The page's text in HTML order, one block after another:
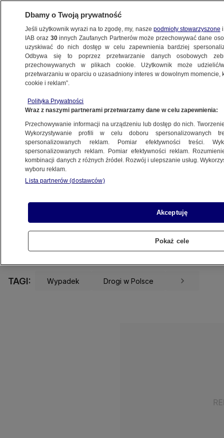
Czołowe zderzenie samochodów.
osoba nie żyje, dwie w szpitalu
Udostępnij
TAGI: Wypadek Drogi w Polsce
Dbamy o Twoją prywatność
Jeśli użytkownik wyrazi na to zgodę, my, nasze podmioty stowarzyszone
IAB oraz 30innych Zaufanych Partnerów może przechowywać dane
uzyskiwać do nich dostęp w celu zapewnienia bardziej
Odbywa się to poprzez przetwarzanie danych osobowych
przechowywanych w plikach cookie. Użytkownik może
przetwarzaniu w oparciu o uzasadniony interes w dowolnym momencie,
cookie i reklam”.
Polityka Prywatności
Wraz z naszymi partnerami przetwarzamy dane w celu zapewnienia:
Przechowywanie informacji na urządzeniu lub dostęp do nich.
Wykorzystywanie profili w celu doboru spersonalizowanych
spersonalizowanych reklam. Pomiar efektywności treści.
spersonalizowanych reklam. Pomiar efektywności reklam.
kombinacji danych z różnych źródeł. Rozwój i ulepszanie usług.
wyboru reklam.
Lista partnerów (dostawców)
Akceptuję
Pokaż cele